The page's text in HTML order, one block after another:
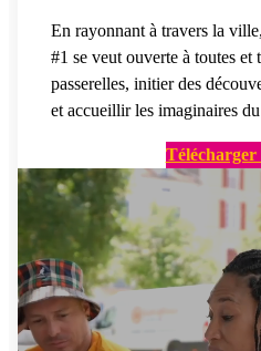
En rayonnant à travers la
#1 se veut ouverte à toutes et
passerelles, initier des
et accueillir les imaginaires